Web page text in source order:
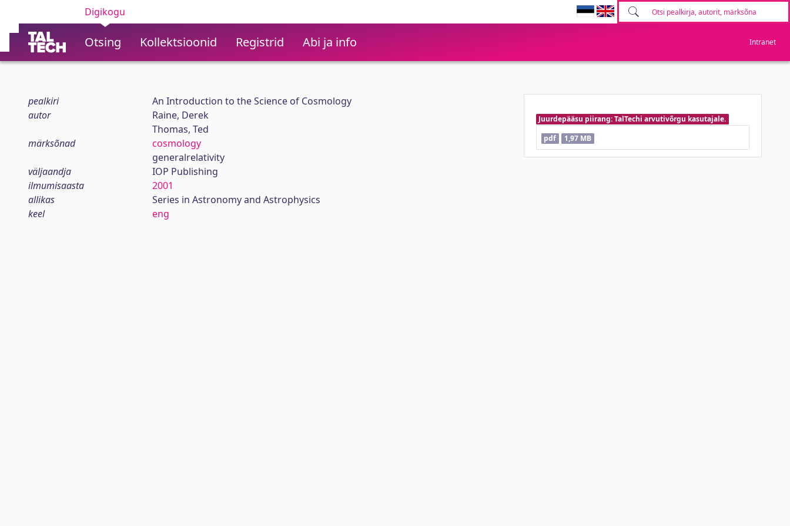
Digikogu
Otsing Kollektsioonid Registrid Abi ja info Intranet
pealkiri
An Introduction to the Science of Cosmology
autor
Raine, Derek
Thomas, Ted
märksõnad
cosmology
generalrelativity
väljaandja
IOP Publishing
ilmumisaasta
2001
allikas
Series in Astronomy and Astrophysics
keel
eng
Juurdepääsu piirang: TalTechi arvutivõrgu kasutajale.
pdf
1,97 MB